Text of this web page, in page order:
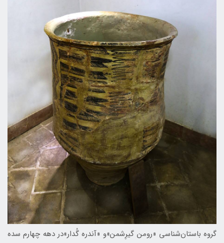
گروه باستان‌شناسی «رومن گیرِشمن»و «آندره گُدار»در دهه چهارم سده